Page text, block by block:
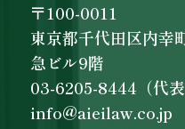
〒100-0011
東京都千代田区内幸
急ビル9階
03-6205-8444（代表
info@aieilaw.co.jp